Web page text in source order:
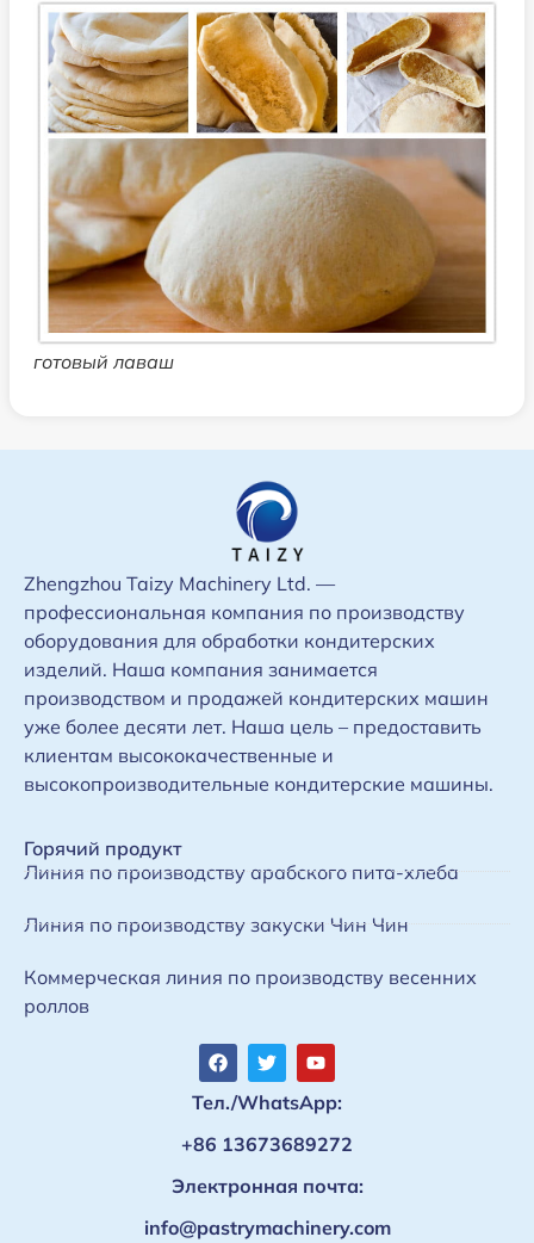
готовый лаваш
Zhengzhou Taizy Machinery Ltd. —
профессиональная компания по производству
оборудования для обработки кондитерских
изделий. Наша компания занимается
производством и продажей кондитерских машин
уже более десяти лет. Наша цель – предоставить
клиентам высококачественные и
высокопроизводительные кондитерские машины.
Горячий продукт
Линия по производству арабского пита-хлеба
Линия по производству закуски Чин Чин
Коммерческая линия по производству весенних
роллов
Тел./WhatsApp:
+86 13673689272
Электронная почта:
info@pastrymachinery.com